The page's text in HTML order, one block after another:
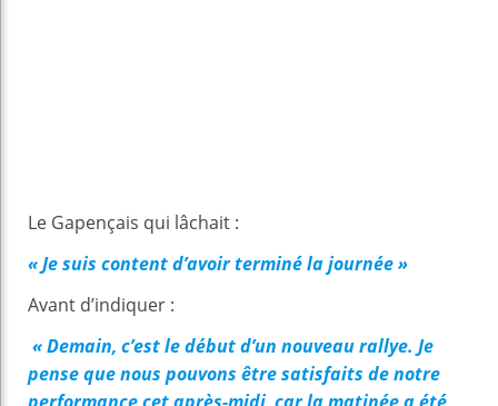
Le Gapençais qui lâchait :
« Je suis content d’avoir terminé la journée »
Avant d’indiquer :
« Demain, c’est le début d’un nouveau rallye. Je
pense que nous pouvons être satisfaits de notre